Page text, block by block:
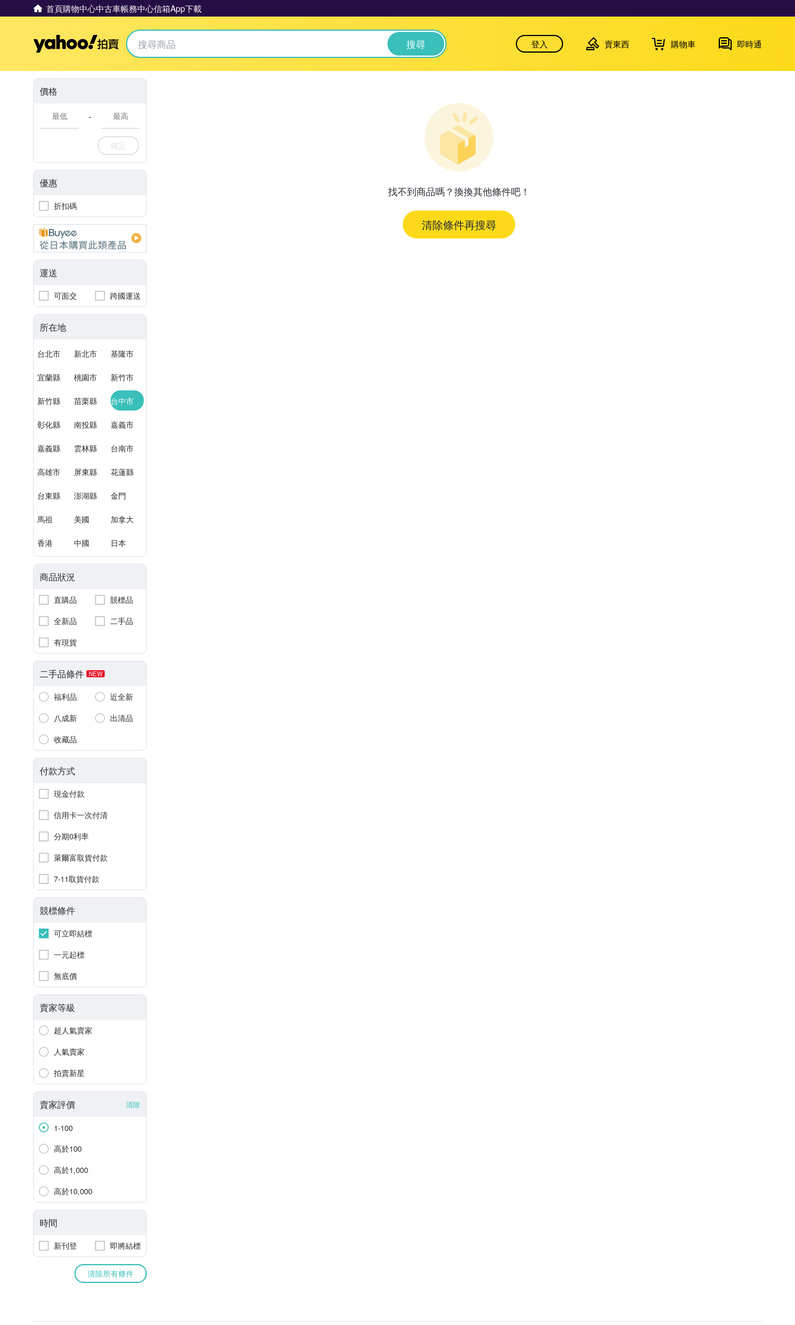
首頁購物中心中古車帳務中心信箱App下載
Yahoo拍賣 搜尋 登入 賣東西 購物車 即時通
價格
-
確定
優惠
折扣碼
運送
可面交 跨國運送
所在地
台北市 新北市 基隆市
宜蘭縣 桃園市 新竹市
新竹縣 苗栗縣 台中市
彰化縣 南投縣 嘉義市
嘉義縣 雲林縣 台南市
高雄市 屏東縣 花蓮縣
台東縣 澎湖縣 金門
馬祖 美國 加拿大
香港 中國 日本
商品狀況
直購品
競標品
全新品
二手品
有現貨
二手品條件 NEW
福利品
近全新
八成新
出清品
收藏品
付款方式
現金付款
信用卡一次付清
分期0利率
萊爾富取貨付款
7-11取貨付款
競標條件
可立即結標
一元起標
無底價
賣家等級
超人氣賣家
人氣賣家
拍賣新星
賣家評價 清除
1-100
高於100
高於1,000
高於10,000
時間
新刊登 即將結標
清除所有條件
找不到商品嗎？換換其他條件吧！
清除條件再搜尋